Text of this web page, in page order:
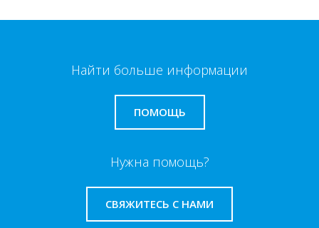
Найти больше информации
ПОМОЩЬ
Нужна помощь?
СВЯЖИТЕСЬ С НАМИ